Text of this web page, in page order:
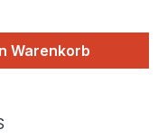
Warenkorb